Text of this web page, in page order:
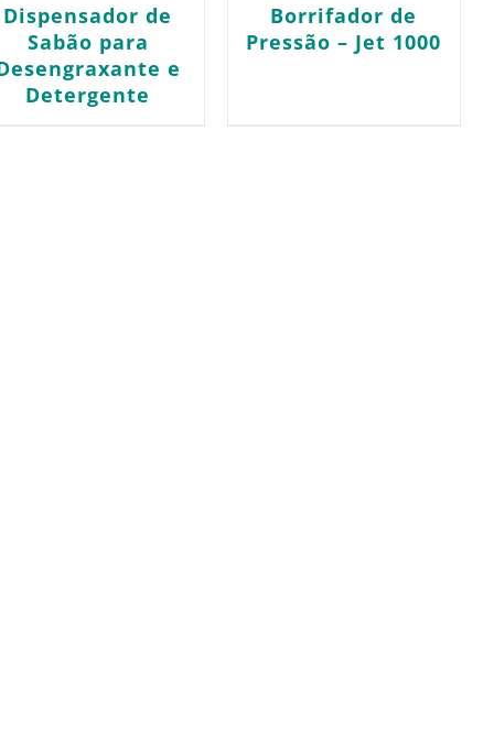
Dispensador de
Sabão para
e
Detergente
Borrifador de
Pressão – Jet 1000